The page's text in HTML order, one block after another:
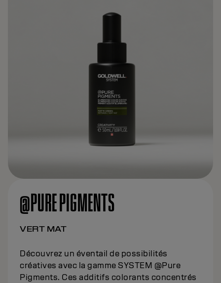
@PURE PIGMENTS
VERT MAT
Découvrez un éventail de possibilités
créatives avec la gamme SYSTEM @Pure
Pigments. Ces additifs colorants concentrés